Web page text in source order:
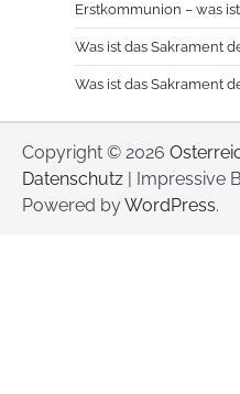
Erstkommunion – was
Was ist das Sakrament
Was ist das Sakrament
Copyright © 2026
Datenschutz | Impressive
Powered byWordPress.